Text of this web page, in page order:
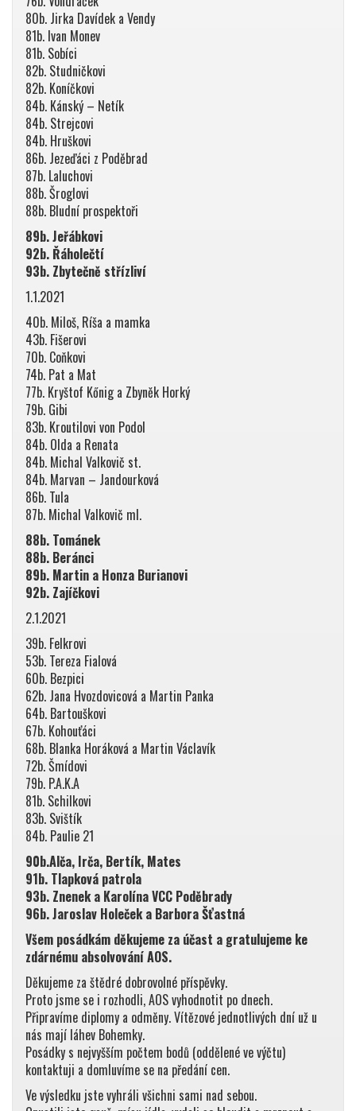
80b. Jirka Davídek a Vendy
81b. Ivan Monev
81b. Sobíci
82b. Studničkovi
82b. Koníčkovi
84b. Kánský – Netík
84b. Strejcovi
84b. Hruškovi
86b. Jezeďáci z Poděbrad
87b. Laluchovi
88b. Šroglovi
88b. Bludní prospektoři
89b. Jeřábkovi
92b. Řáholečtí
93b. Zbytečně střízliví
1.1.2021
40b. Miloš, Ríša a mamka
43b. Fišerovi
70b. Coňkovi
74b. Pat a Mat
77b. Kryštof Kőnig a Zbyněk Horký
79b. Gibi
83b. Kroutilovi von Podol
84b. Olda a Renata
84b. Michal Valkovič st.
84b. Marvan – Jandourková
86b. Tula
87b. Michal Valkovič ml.
88b. Tománek
88b. Beránci
89b. Martin a Honza Burianovi
92b. Zajíčkovi
2.1.2021
39b. Felkrovi
53b. Tereza Fialová
60b. Bezpici
62b. Jana Hvozdovicová a Martin Panka
64b. Bartouškovi
67b. Kohouťáci
68b. Blanka Horáková a Martin Václavík
72b. Šmídovi
79b. P.A.K.A
81b. Schilkovi
83b. Svištík
84b. Paulie 21
90b.Alča, Irča, Bertík, Mates
91b. Tlapková patrola
93b. Znenek a Karolína VCC Poděbrady
96b. Jaroslav Holeček a Barbora Šťastná
Všem posádkám děkujeme za účast a gratulujeme ke
zdárnému absolvování AOS.
Děkujeme za štědré dobrovolné příspěvky.
Proto jsme se i rozhodli, AOS vyhodnotit po dnech.
Připravíme diplomy a odměny. Vítězové jednotlivých dní už u
nás mají láhev Bohemky.
Posádky s nejvyšším počtem bodů (oddělené ve výčtu)
kontaktuji a domluvíme se na předání cen.
Ve výsledku jste vyhráli všichni sami nad sebou.